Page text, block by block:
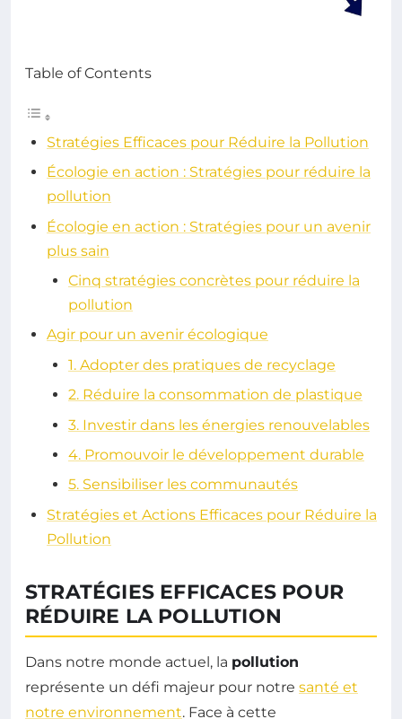
Table of Contents
Stratégies Efficaces pour Réduire la Pollution
Écologie en action : Stratégies pour réduire la
pollution
Écologie en action : Stratégies pour un avenir
plus sain
Cinq stratégies concrètes pour réduire la
pollution
Agir pour un avenir écologique
1. Adopter des pratiques de recyclage
2. Réduire la consommation de plastique
3. Investir dans les énergies renouvelables
4. Promouvoir le développement durable
5. Sensibiliser les communautés
Stratégies et Actions Efficaces pour Réduire la
Pollution
STRATÉGIES EFFICACES POUR
RÉDUIRE LA POLLUTION
Dans notre monde actuel, la pollution
représente un défi majeur pour notre santé et
notre environnement. Face à cette